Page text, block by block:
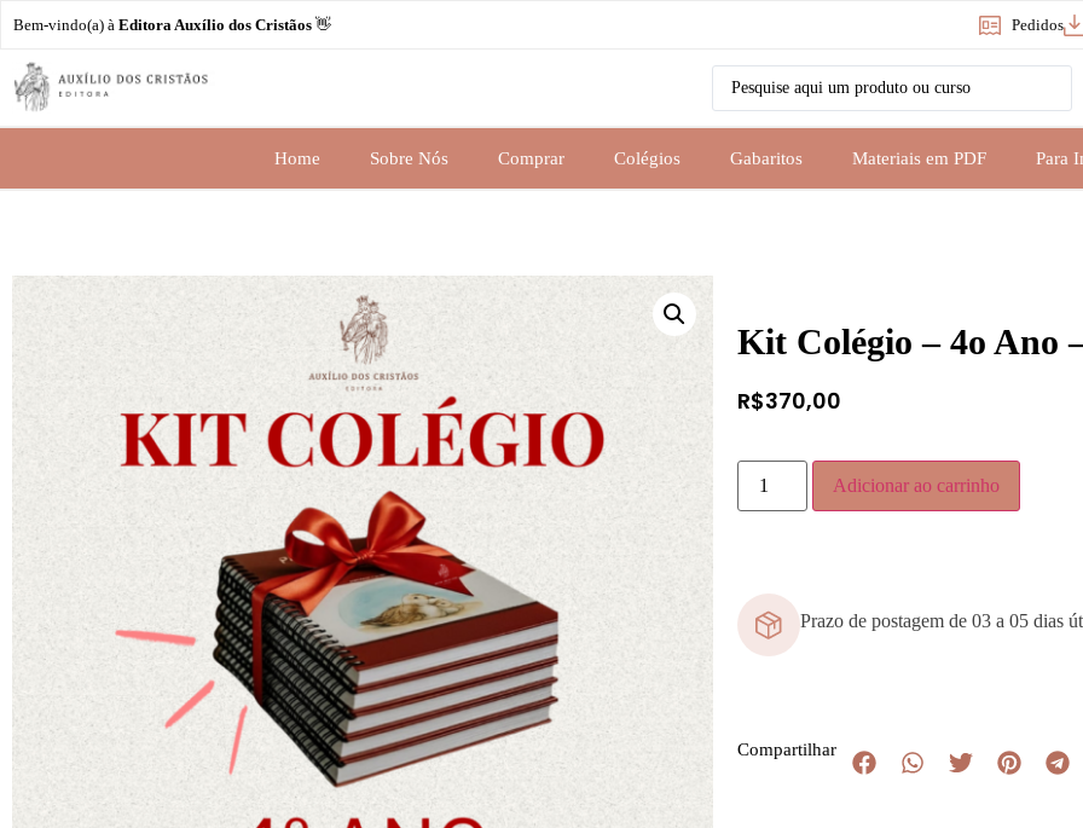
Bem-vindo(a) à Editora Auxílio dos Cristãos 👋 Pedidos
Home Sobre Nós Comprar Colégios Gabaritos Materiais em PDF Para
Kit Colégio – 4o Ano
R$370,00
Adicionar ao carrinho
Prazo de postagem de 03 a 05 dias
Compartilhar